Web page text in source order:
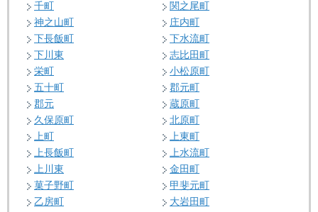
千町
関之尾町
神之山町
庄内町
下長飯町
下水流町
下川東
志比田町
栄町
小松原町
五十町
郡元町
郡元
蔵原町
久保原町
北原町
上町
上東町
上長飯町
上水流町
上川東
金田町
菓子野町
甲斐元町
乙房町
大岩田町